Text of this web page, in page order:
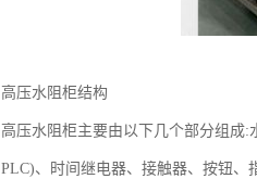
高压水阻柜结构
高压水阻柜主要由以下几个部分组成
PLC)、时间继电器、接触器、按钮、